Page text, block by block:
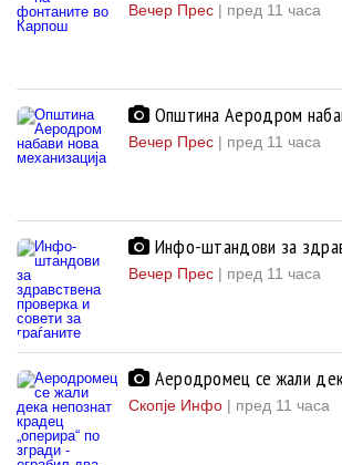
Вечер Прес | пред 11 часа
Општина Аеродром
Вечер Прес | пред 11 часа
Инфо-штандови за
Вечер Прес | пред 11 часа
Аеродромец се жали
Скопје Инфо | пред 11 часа